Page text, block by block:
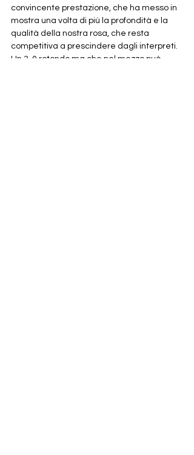
convincente prestazione, che ha messo in
mostra una volta di più la profondità e la
qualità della nostra rosa, che resta
competitiva a prescindere dagli interpreti.
Un 3-0 rotondo ma che nel mezzo può